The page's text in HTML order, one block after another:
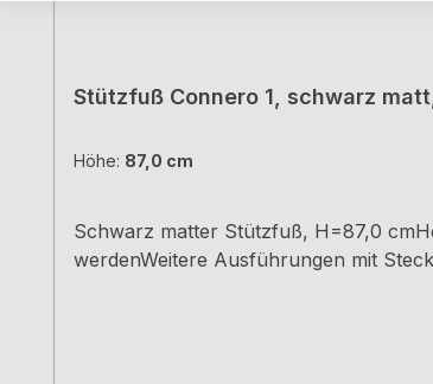
Stützfuß Connero 1, schwarz
Höhe: 87,0 cm
Schwarz matter Stützfuß, H=87,0
werdenWeitere Ausführungen mit